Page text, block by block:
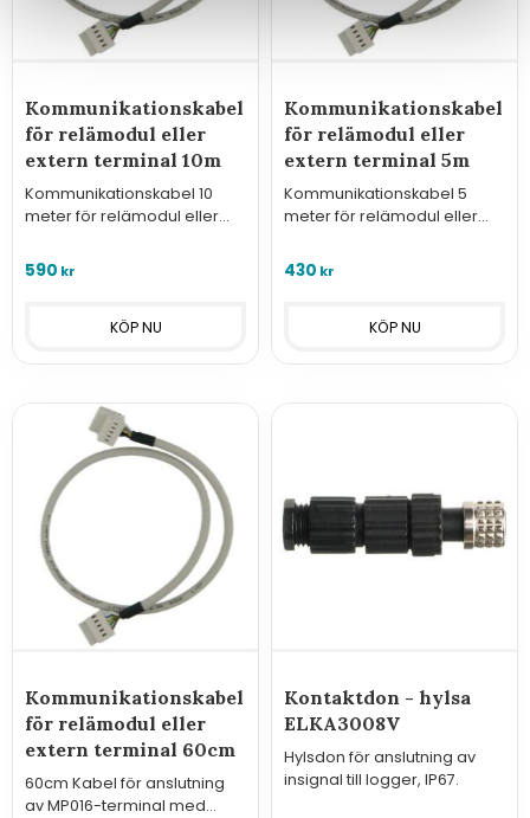
Kommunikationskabel
för relämodul eller
extern terminal 10m
Kommunikationskabel 10
meter för relämodul eller
590 kr
Kommunikationskabel
för relämodul eller
extern terminal 5m
Kommunikationskabel 5
meter för relämodul eller
430 kr
Kommunikationskabel
för relämodul eller
extern terminal 60cm
60cm ​Kabel för anslutning
av MP016-terminal med
Kontaktdon - hylsa
ELKA3008V
​Hylsdon för anslutning av
insignal till logger, IP67.